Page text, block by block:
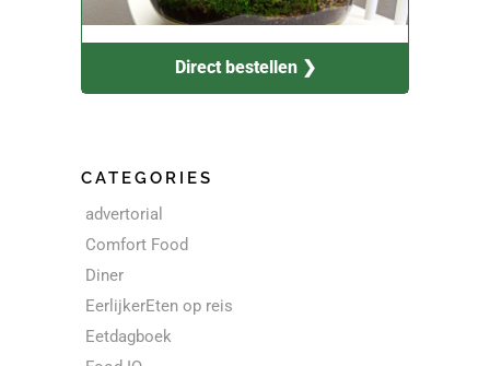
Direct bestellen ❯
CATEGORIES
advertorial
Comfort Food
Diner
EerlijkerEten op reis
Eetdagboek